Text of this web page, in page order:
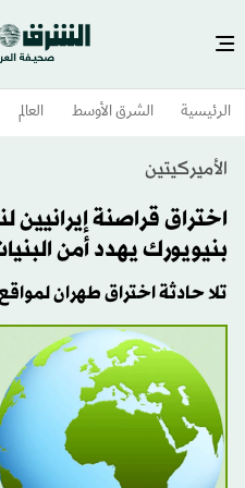
الرئيسية الشرق الأوسط​ العالم
الأميركيتين
اختراق قراصنة
بنيويورك يهدد أمن
تلا حادثة اختراق طهران